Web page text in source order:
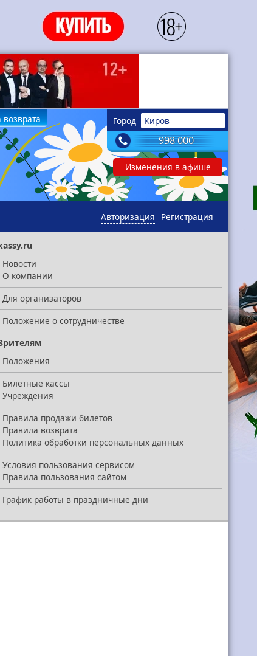
Город Киров
998 000
Изменения в афише
Регистрация
Авторизация
Новости
О компании
Для организаторов
Положение о сотрудничестве
Положения
Билетные кассы
Учреждения
Правила продажи билетов
Правила возврата
Политика обработки персональных данных
Условия пользования сервисом
Правила пользования сайтом
График работы в праздничные дни